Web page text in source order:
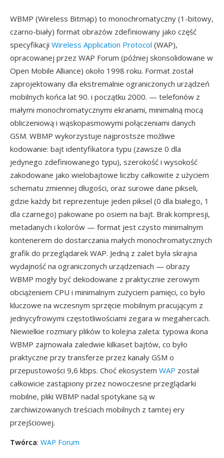
WBMP (Wireless Bitmap) to monochromatyczny (1-bitowy,
czarno-biały) format obrazów zdefiniowany jako część
specyfikacji Wireless Application Protocol (WAP),
opracowanej przez WAP Forum (później skonsolidowane w
Open Mobile Alliance) około 1998 roku. Format został
zaprojektowany dla ekstremalnie ograniczonych urządzeń
mobilnych końca lat 90. i początku 2000. — telefonów z
małymi monochromatycznymi ekranami, minimalną mocą
obliczeniową i wąskopasmowymi połączeniami danych
GSM. WBMP wykorzystuje najprostsze możliwe
kodowanie: bajt identyfikatora typu (zawsze 0 dla
jedynego zdefiniowanego typu), szerokość i wysokość
zakodowane jako wielobajtowe liczby całkowite z użyciem
schematu zmiennej długości, oraz surowe dane pikseli,
gdzie każdy bit reprezentuje jeden piksel (0 dla białego, 1
dla czarnego) pakowane po osiem na bajt. Brak kompresji,
metadanych i kolorów — format jest czysto minimalnym
kontenerem do dostarczania małych monochromatycznych
grafik do przeglądarek WAP. Jedną z zalet była skrajna
wydajność na ograniczonych urządzeniach — obrazy
WBMP mogły być dekodowane z praktycznie zerowym
obciążeniem CPU i minimalnym zużyciem pamięci, co było
kluczowe na wczesnym sprzęcie mobilnym pracującym z
jednycyfrowymi częstotliwościami zegara w megahercach.
Niewielkie rozmiary plików to kolejna zaleta: typowa ikona
WBMP zajmowała zaledwie kilkaset bajtów, co było
praktyczne przy transferze przez kanały GSM o
przepustowości 9,6 kbps. Choć ekosystem WAP został
całkowicie zastąpiony przez nowoczesne przeglądarki
mobilne, pliki WBMP nadal spotykane są w
zarchiwizowanych treściach mobilnych z tamtej ery
przejściowej.
Twórca: WAP Forum